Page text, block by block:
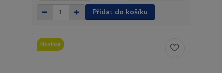
Přidat do košíku
Novinka